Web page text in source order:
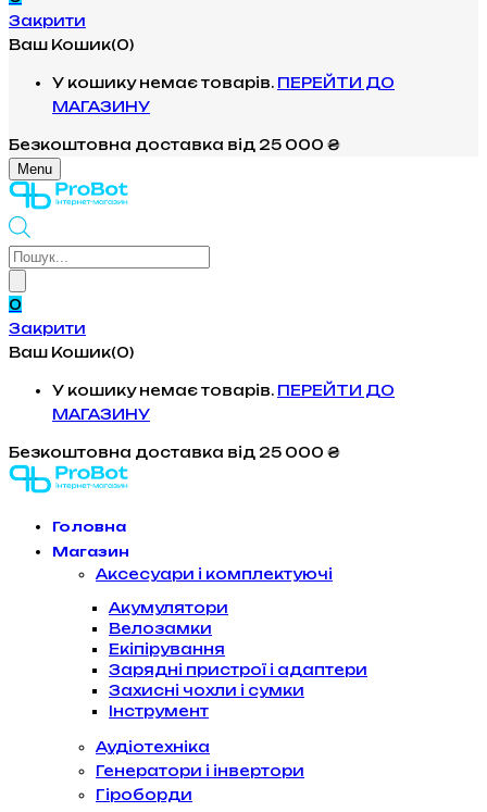
Закрити
Ваш Кошик(0)
У кошику немає товарів. ПЕРЕЙТИ ДО
МАГАЗИНУ
Безкоштовна доставка від 25 000 ₴
Menu
Products
0
Закрити
Ваш Кошик(0)
У кошику немає товарів. ПЕРЕЙТИ ДО
МАГАЗИНУ
Безкоштовна доставка від 25 000 ₴
Головна
Магазин
Аксесуари і комплектуючі
Акумулятори
Велозамки
Екіпірування
Зарядні пристрої і адаптери
Захисні чохли і сумки
Інструмент
Аудіотехніка
Генератори і інвертори
Гіроборди